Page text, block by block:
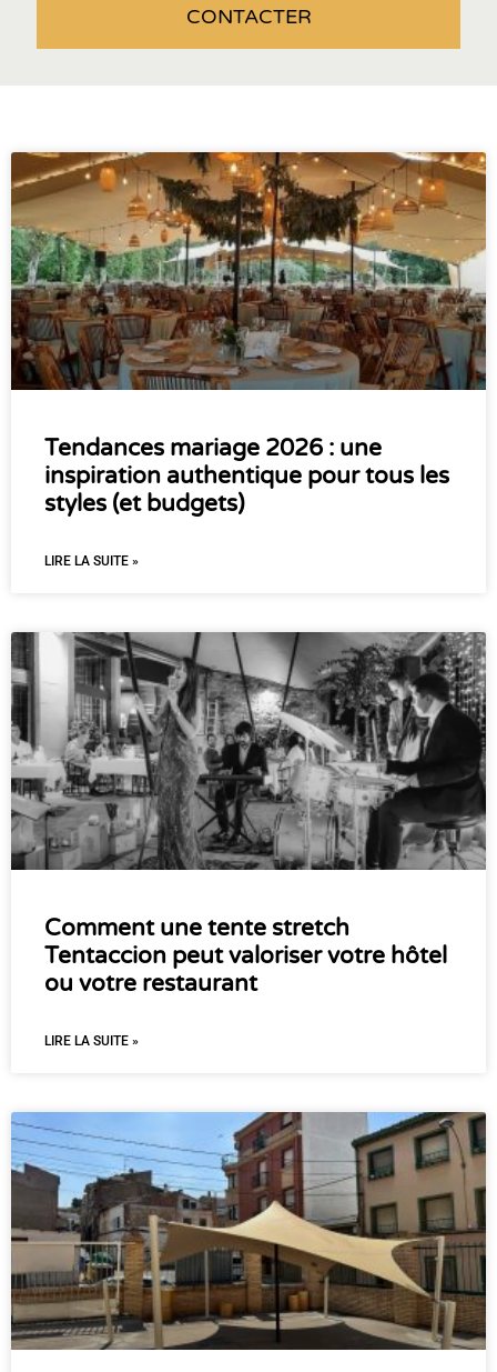
CONTACTER
Tendances mariage 2026 : une
inspiration authentique pour tous les
styles (et budgets)
LIRE LA SUITE »
Comment une tente stretch
Tentaccion peut valoriser votre hôtel
ou votre restaurant
LIRE LA SUITE »